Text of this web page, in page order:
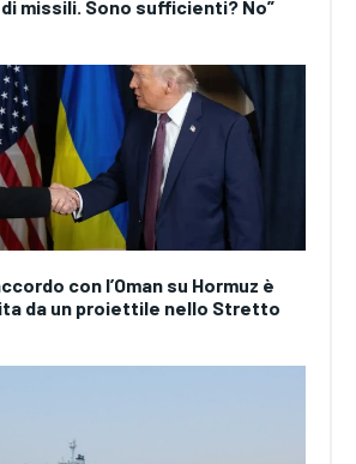
missili. Sono sufficienti? No”
con l’Oman su Hormuz è
da un proiettile nello Stretto